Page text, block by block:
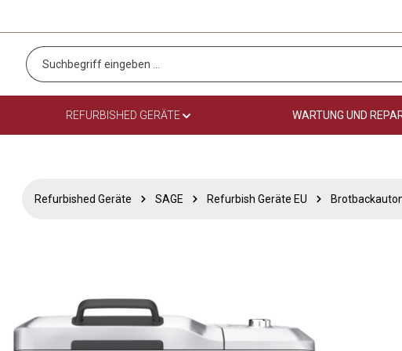
REFURBISHED GERÄTE WARTUNG UND
Refurbished Geräte SAGE Refurbish Geräte EU